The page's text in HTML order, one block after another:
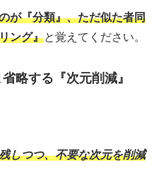
が『分類』、ただ似た者同
ング』と覚えてください。
略する『次元削減』
しつつ、不要な次元を削減